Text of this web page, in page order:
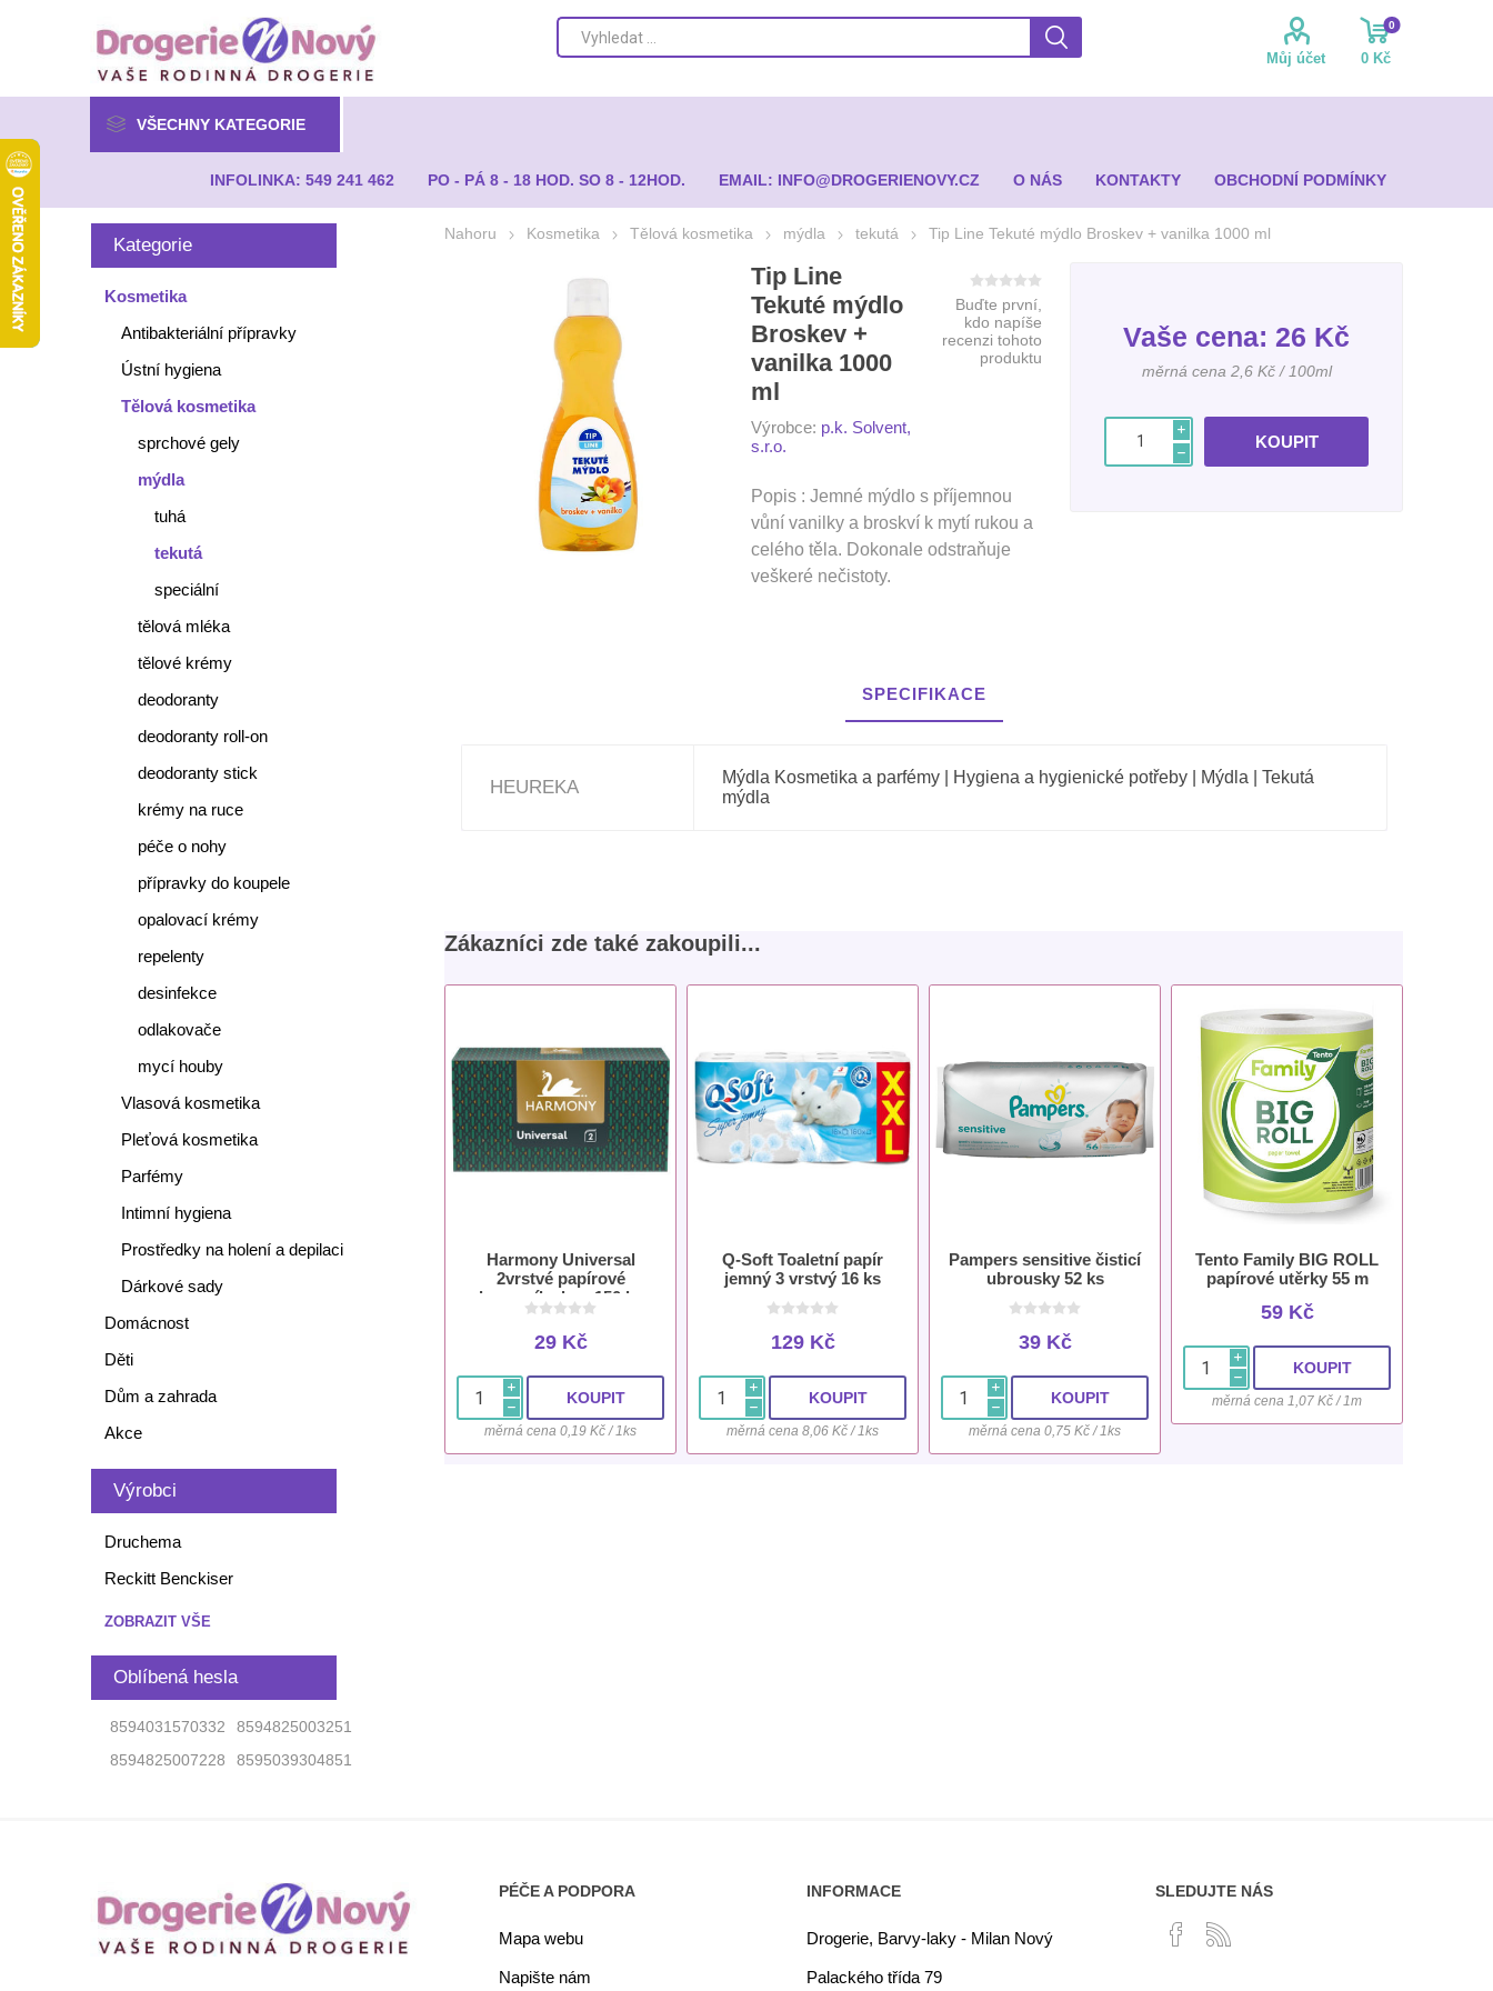
Můj účet
0
0 Kč
VŠECHNY KATEGORIE
INFOLINKA: 549 241 462 PO - PÁ 8 - 18 HOD. SO 8 - 12HOD. EMAIL: INFO@DROGERIENOVY.CZ O NÁS KONTAKTY OBCHODNÍ PODMÍNKY
Nahoru Kosmetika Tělová kosmetika mýdla tekutá Tip Line Tekuté mýdlo Broskev + vanilka 1000 ml
Tip Line
Tekuté mýdlo
Broskev +
vanilka 1000
ml
Výrobce: p.k. Solvent,
s.r.o.
Buďte první,
kdo napíše
recenzi tohoto
produktu
Popis : Jemné mýdlo s příjemnou
vůní vanilky a broskví k mytí rukou a
celého těla. Dokonale odstraňuje
veškeré nečistoty.
Vaše cena: 26 Kč
měrná cena 2,6 Kč / 100ml
i
h
SPECIFIKACE
HEUREKA
Mýdla Kosmetika a parfémy | Hygiena a hygienické potřeby | Mýdla | Tekutá
mýdla
Zákazníci zde také zakoupili...
Harmony Universal
2vrstvé papírové
kapesníky box 150 ks
29 Kč
i
h
měrná cena 0,19 Kč / 1ks
Q-Soft Toaletní papír
jemný 3 vrstvý 16 ks
129 Kč
i
h
měrná cena 8,06 Kč / 1ks
Pampers sensitive čisticí
ubrousky 52 ks
39 Kč
i
h
měrná cena 0,75 Kč / 1ks
Tento Family BIG ROLL
papírové utěrky 55 m
59 Kč
i
h
měrná cena 1,07 Kč / 1m
Kategorie
Kosmetika
Antibakteriální přípravky
Ústní hygiena
Tělová kosmetika
sprchové gely
mýdla
tuhá
tekutá
speciální
tělová mléka
tělové krémy
deodoranty
deodoranty roll-on
deodoranty stick
krémy na ruce
péče o nohy
přípravky do koupele
opalovací krémy
repelenty
desinfekce
odlakovače
mycí houby
Vlasová kosmetika
Pleťová kosmetika
Parfémy
Intimní hygiena
Prostředky na holení a depilaci
Dárkové sady
Domácnost
Děti
Dům a zahrada
Akce
Výrobci
Druchema
Reckitt Benckiser
ZOBRAZIT VŠE
Oblíbená hesla
8594031570332
8594825003251
8594825007228
8595039304851
PÉČE A PODPORA
Mapa webu
Napište nám
INFORMACE
Drogerie, Barvy-laky - Milan Nový
Palackého třída 79
SLEDUJTE NÁS